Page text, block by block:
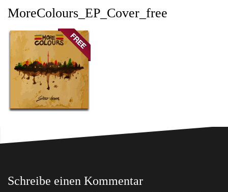
MoreColours_EP_Cover_free
Schreibe einen Kommentar